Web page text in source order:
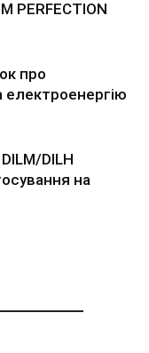
PERFECTION
про
електроенергію
DILH
на